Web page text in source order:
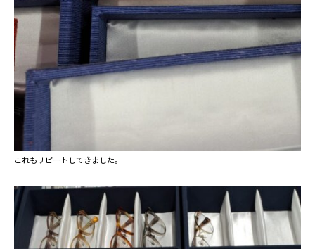
これもリピートしてきました。